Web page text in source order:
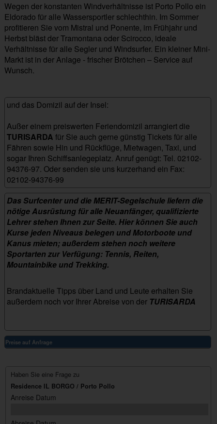
Wegen der konstanten Windverhältnisse ist Porto Pollo ein
Eldorado für alle Wassersportler schlechthin. Im Sommer
profitieren Sie vom Mistral und Ponente, im Frühjahr und
Herbst bläst der Tramontana oder Scirocco, ideale
Verhältnisse für alle Segler und Windsurfer. Ein kleiner Mini-
Markt ist in der Anlage - frischer Brötchen – Service auf
Wunsch.
und das Domizil auf der Insel:
Außer einem preiswerten Feriendomizil arrangiert die
TURISARDA für Sie auch gerne günstig Tickets für alle
Fähren sowie Hin und Rückflüge, Mietwagen, Taxi, und
sogar Ihren Schiffsanlegeplatz. Anruf genügt: Tel. 02102-
94376-97. Oder senden sie uns kurzerhand ein Fax:
02102-94376-99
Das Surfcenter und die MERIT-Segelschule liefern die
nötige Ausrüstung für alle Neuanfänger, qualifizierte
Lehrer stehen Ihnen zur Seite. Hier können Sie auch
Kurse jeden Niveaus belegen und Motorboote und
Kanus mieten; außerdem stehen noch weitere
Sportarten zur Verfügung: Tennis, Reiten,
Mountainbike und Trekking.
Brandaktuelle Tipps über Land und Leute erhalten Sie
außerdem noch vor Ihrer Abreise von der TURISARDA
Preise auf Anfrage
Haben Sie eine Frage zu
Residence IL BORGO / Porto Pollo
Anreise Datum